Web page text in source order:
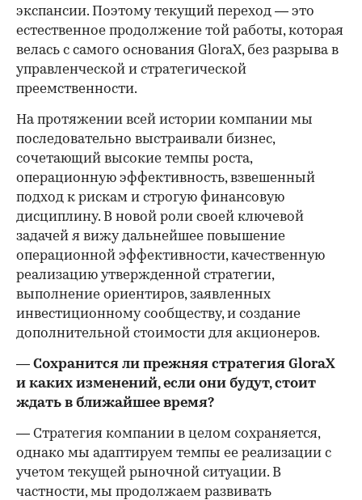
экспансии. Поэтому текущий переход — это
естественное продолжение той работы, которая
велась с самого основания GloraX, без разрыва в
управленческой и стратегической
преемственности.
На протяжении всей истории компании мы
последовательно выстраивали бизнес,
сочетающий высокие темпы роста,
операционную эффективность, взвешенный
подход к рискам и строгую финансовую
дисциплину. В новой роли своей ключевой
задачей я вижу дальнейшее повышение
операционной эффективности, качественную
реализацию утвержденной стратегии,
выполнение ориентиров, заявленных
инвестиционному сообществу, и создание
дополнительной стоимости для акционеров.
— Сохранится ли прежняя стратегия GloraX
и каких изменений, если они будут, стоит
ждать в ближайшее время?
— Стратегия компании в целом сохраняется,
однако мы адаптируем темпы ее реализации с
учетом текущей рыночной ситуации. В
частности, мы продолжаем развивать